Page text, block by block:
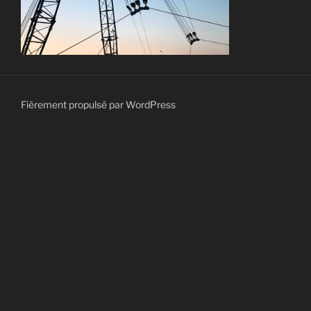
Fièrement propulsé par WordPress